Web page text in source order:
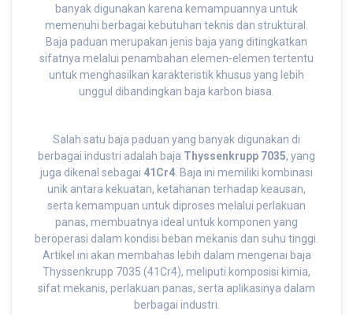
banyak digunakan karena kemampuannya untuk
memenuhi berbagai kebutuhan teknis dan struktural.
Baja paduan merupakan jenis baja yang ditingkatkan
sifatnya melalui penambahan elemen-elemen tertentu
untuk menghasilkan karakteristik khusus yang lebih
unggul dibandingkan baja karbon biasa.
Salah satu baja paduan yang banyak digunakan di
berbagai industri adalah baja Thyssenkrupp 7035, yang
juga dikenal sebagai 41Cr4 . Baja ini memiliki kombinasi
unik antara kekuatan, ketahanan terhadap keausan,
serta kemampuan untuk diproses melalui perlakuan
panas, membuatnya ideal untuk komponen yang
beroperasi dalam kondisi beban mekanis dan suhu tinggi.
Artikel ini akan membahas lebih dalam mengenai baja
Thyssenkrupp 7035 (41Cr4), meliputi komposisi kimia,
sifat mekanis, perlakuan panas, serta aplikasinya dalam
berbagai industri.